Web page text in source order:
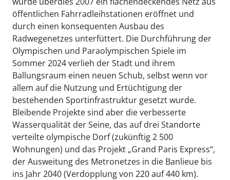
öffentlichen Fahrradleihstationen eröffnet und
durch einen konsequenten Ausbau des
Radwegenetzes unterfüttert. Die Durchführung der
Olympischen und Paraolympischen Spiele im
Sommer 2024 verlieh der Stadt und ihrem
Ballungsraum einen neuen Schub, selbst wenn vor
allem auf die Nutzung und Ertüchtigung der
bestehenden Sportinfrastruktur gesetzt wurde.
Bleibende Projekte sind aber die verbesserte
Wasserqualität der Seine, das auf drei Standorte
verteilte olympische Dorf (zukünftig 2 500
Wohnungen) und das Projekt „Grand Paris Express“,
der Ausweitung des Metronetzes in die Banlieue bis
ins Jahr 2040 (Verdopplung von 220 auf 440 km).